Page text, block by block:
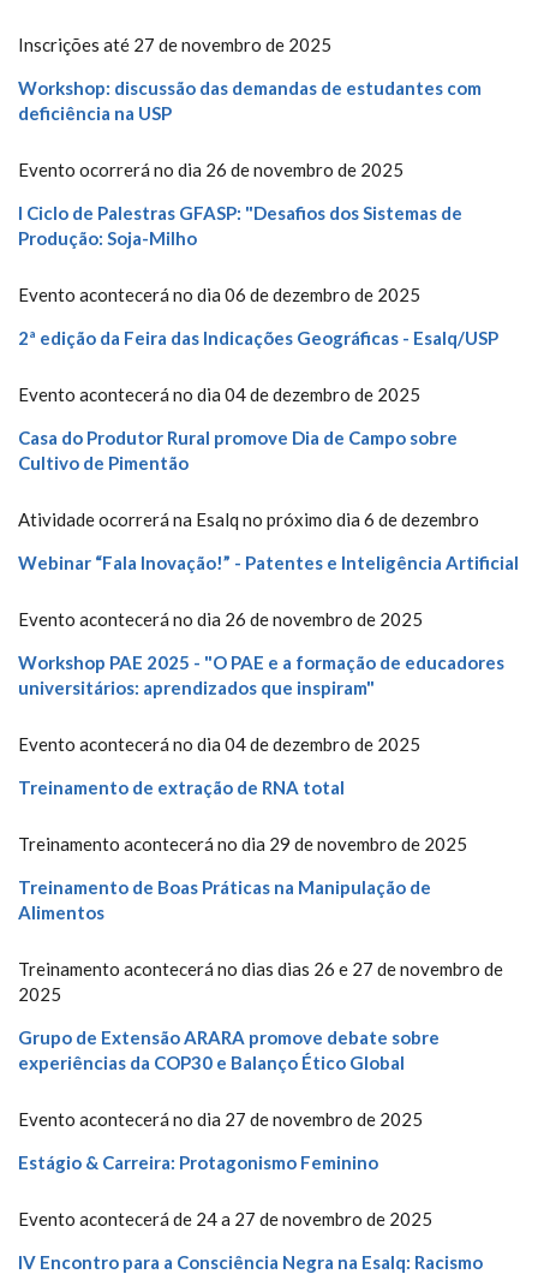
Inscrições até 27 de novembro de 2025
Workshop: discussão das demandas de estudantes com
deficiência na USP
Evento ocorrerá no dia 26 de novembro de 2025
I Ciclo de Palestras GFASP: "Desafios dos Sistemas de
Produção: Soja-Milho
Evento acontecerá no dia 06 de dezembro de 2025
2ª edição da Feira das Indicações Geográficas - Esalq/USP
Evento acontecerá no dia 04 de dezembro de 2025
Casa do Produtor Rural promove Dia de Campo sobre
Cultivo de Pimentão
Atividade ocorrerá na Esalq no próximo dia 6 de dezembro
Webinar “Fala Inovação!” - Patentes e Inteligência Artificial
Evento acontecerá no dia 26 de novembro de 2025
Workshop PAE 2025 - "O PAE e a formação de educadores
universitários: aprendizados que inspiram"
Evento acontecerá no dia 04 de dezembro de 2025
Treinamento de extração de RNA total
Treinamento acontecerá no dia 29 de novembro de 2025
Treinamento de Boas Práticas na Manipulação de
Alimentos
Treinamento acontecerá no dias dias 26 e 27 de novembro de
2025
Grupo de Extensão ARARA promove debate sobre
experiências da COP30 e Balanço Ético Global
Evento acontecerá no dia 27 de novembro de 2025
Estágio & Carreira: Protagonismo Feminino
Evento acontecerá de 24 a 27 de novembro de 2025
IV Encontro para a Consciência Negra na Esalq: Racismo